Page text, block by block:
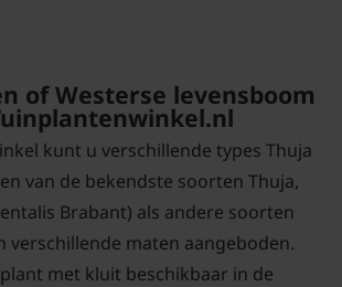
of Westerse levensboom
kunt u verschillende types Thuja
van de bekendste soorten Thuja,
Brabant) als andere soorten
verschillende maten aangeboden.
met kluit beschikbaar in de